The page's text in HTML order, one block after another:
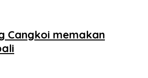
Cangkoi memakan